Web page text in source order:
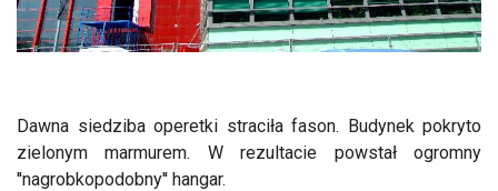
Dawna siedziba operetki straciła fason. Budynek pokryto
zielonym marmurem. W rezultacie powstał ogromny
''nagrobkopodobny'' hangar.